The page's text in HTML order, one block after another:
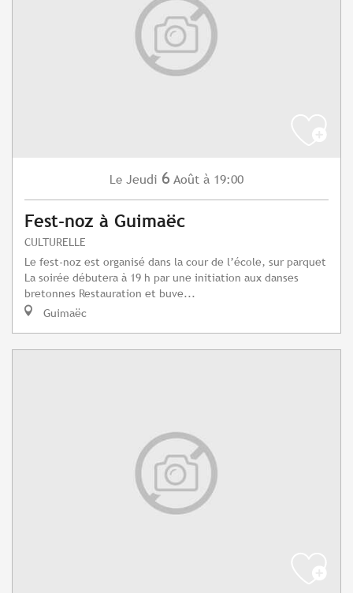
Le Jeudi 6 Août à 19:00
Fest-noz à Guimaëc
CULTURELLE
Le fest-noz est organisé dans la cour de l’école, sur parquet
La soirée débutera à 19 h par une initiation aux danses
bretonnes Restauration et buve...
Guimaëc